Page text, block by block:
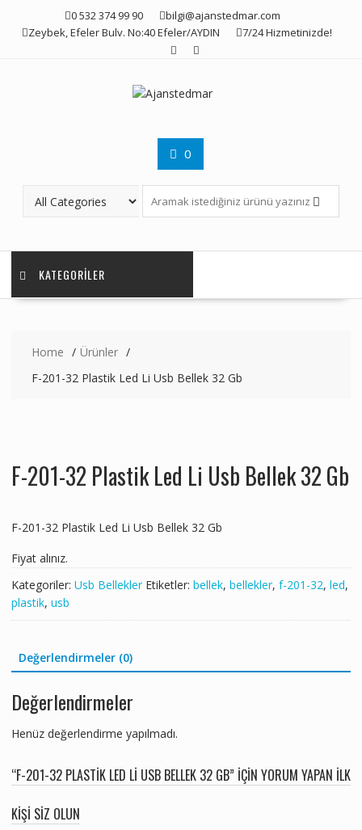
0 532 374 99 90
bilgi@ajanstedmar.com
Zeybek, Efeler Bulv. No:40 Efeler/AYDIN
7/24 Hizmetinizde!
0
KATEGORILER
Home
Ürünler
F-201-32 Plastik Led Li Usb Bellek 32 Gb
F-201-32 Plastik Led Li Usb Bellek 32 Gb
F-201-32 Plastik Led Li Usb Bellek 32 Gb
Fiyat alınız.
Kategoriler: Usb Bellekler Etiketler: bellek, bellekler, f-201-32, led,
plastik, usb
Değerlendirmeler (0)
Değerlendirmeler
Henüz değerlendirme yapılmadı.
“F-201-32 PLASTIK LED LI USB BELLEK 32 GB” IÇIN YORUM YAPAN ILK
KIŞI SIZ OLUN